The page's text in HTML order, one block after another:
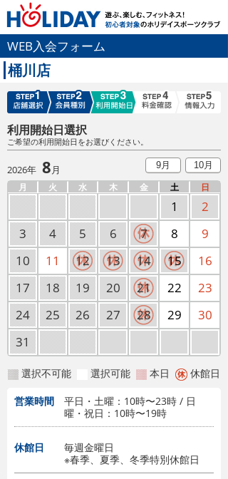
WEB入会フォーム
桶川店
利用開始日選択
ご希望の利用開始日をお選びください。
2026年 8月 9月 10月
月 火 水 木 金 土 日
1
2
3
4 5 6 7 8
9
10
11 12 13 14 15
16
17
18 19 20 21 22
23
24
25 26 27 28 29
30
31
選択不可能 選択可能 本日 休館日
営業時間
平日・土曜：10時〜23時 / 日
曜・祝日：10時〜19時
休館日
毎週金曜日
※春季、夏季、冬季特別休館日